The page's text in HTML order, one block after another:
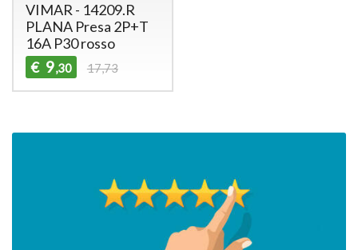
VIMAR - 14209.R
PLANA Presa 2P+T
16A P30 rosso
€ 9,30 17,73